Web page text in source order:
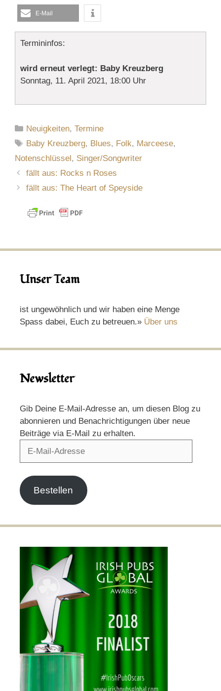
E-Mail
Termininfos:
wird erneut verlegt: Baby Kreuzberg
Sonntag, 11. April 2021, 18:00 Uhr
Kategorien
Neuigkeiten,Termine
Schlagwörter
Baby Kreuzberg, Blues, Folk, Marceese,
Notenschlüssel , Singer/Songwriter
fällt aus: Rocks n Roses
fällt aus: The Heart of Speyside
Unser Team
ist ungewöhnlich und wir haben eine Menge
Spass dabei, Euch zu betreuen.» Über uns
Newsletter
Gib Deine E-Mail-Adresse an, um diesen Blog zu
abonnieren und Benachrichtigungen über neue
Beiträge via E-Mail zu erhalten.
Bestellen